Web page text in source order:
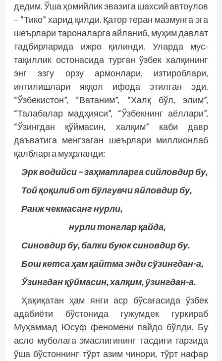
дедим. Ўша ҳомийлик эвазига шахсий автоулов
– “Тико” харид қилди. Қатор теран мазмунга эга
шеърлари тароналарга айланиб, муҳим давлат
тадбирларида ижро қилинди. Уларда мус­
тақиллик остонасида турган ўзбек халқининг
энг эзгу орзу армонлари, изтироблари,
интилиш­лари яққол ифода этилган эди.
“Ўзбекистон”, “Ватаним”, “Халқ бўл, элим”,
“Талабалар мад­ҳияси”, “Ўзбекнинг аёллари”,
“Ўзингдан қўймасин, халқим” каби давр
даъватига менгзаган шеърлари миллионлаб
қалбларга муҳрланди:
Эрк водийси – заҳматларга сийловдир бу,
Той қоқилиб от бўлгувчи яйловдир бу,
Ранж чекмасанг нурли,
нурли тонглар қайда,
Синовдир бу, балки буюк синовдир бу.
Бош кетса ҳам қайтма энди сўзингдан-а,
Ўзингдан қўймасин, халқим, ўзингдан-а.
Ҳақиқатан ҳам янги аср бўсағасида ўзбек
адабиёти бўстонида гужумдек гуркираб
Муҳаммад Юсуф феномени пайдо бўлди. Бу
асло муболаға эмаслигининг тасдиғи тарзида
ўша бўстоннинг тўрт азим чинори, тўрт нафар